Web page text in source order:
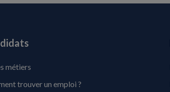
métiers
trouver un emploi ?